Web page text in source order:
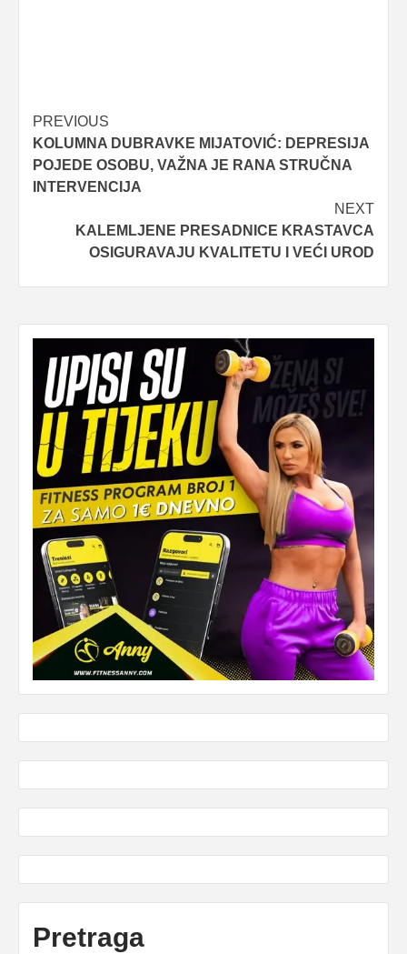
Post
navigation
PREVIOUS
KOLUMNA DUBRAVKE MIJATOVIĆ: DEPRESIJA
POJEDE OSOBU, VAŽNA JE RANA STRUČNA
INTERVENCIJA
NEXT
KALEMLJENE PRESADNICE KRASTAVCA
OSIGURAVAJU KVALITETU I VEĆI UROD
Pretraga